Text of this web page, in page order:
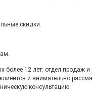
скидки.
более 12 лет: отдел продаж
и внимательно
консультацию.